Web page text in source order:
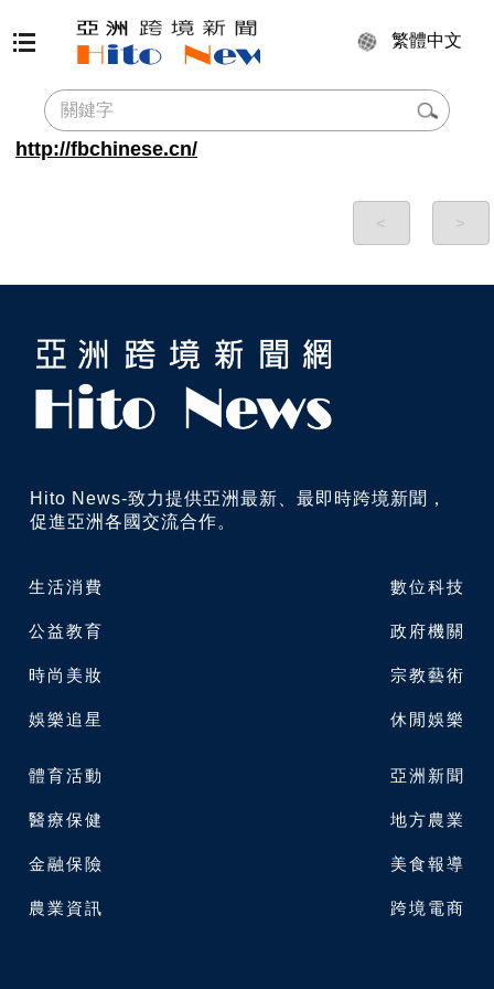
繁體中文
http://fbchinese.cn/
< >
生活消費
公益教育
時尚美妝
娛樂追星
數位科技
政府機關
宗教藝術
休閒娛樂
體育活動
醫療保健
金融保險
農業資訊
亞洲新聞
地方農業
美食報導
跨境電商
Hito News-致力提供亞洲最新、最即時跨境新聞，
促進亞洲各國交流合作。